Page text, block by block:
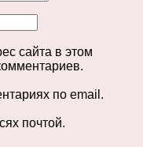
сайта в этом
по email.
почтой.